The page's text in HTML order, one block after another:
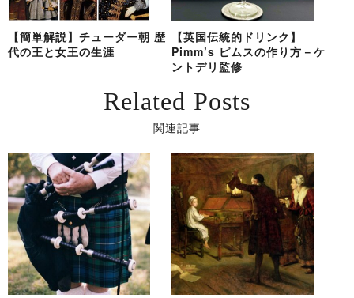
【簡単解説】チューダー朝 歴
代の王と女王の生涯
【英国伝統的ドリンク】
Pimm’s ピムスの作り方－ケ
ントデリ監修
Related Posts
関連記事